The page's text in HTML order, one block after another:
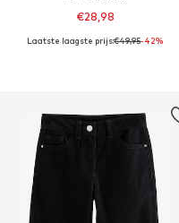
€28,98
Beschikbare maten: 128, 140, 152, 164
Laatste laagste prijs:€49,95-42%